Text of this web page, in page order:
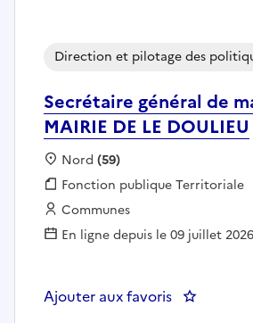
Secrétaire général de
MAIRIE DE LE DOULIEU
Direction et pilotage des
Localisation :
Nord (59)
Fonction publique :
Fonction publique Territoriale
Employeur :
Communes
En ligne depuis le 09 juillet 2026
Ajouter aux favoris :